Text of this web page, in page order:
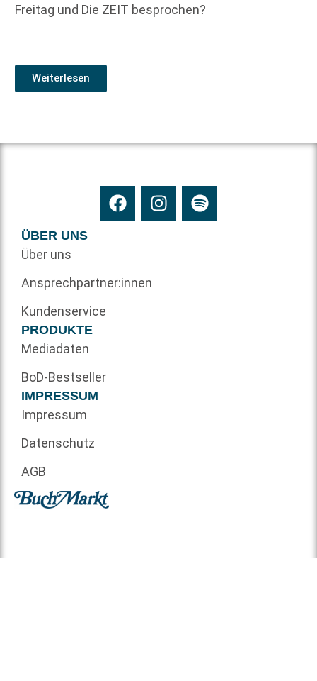
Freitag und Die ZEIT besprochen?
Weiterlesen
ÜBER UNS
Über uns
Ansprechpartner:innen
Kundenservice
PRODUKTE
Mediadaten
BoD-Bestseller
IMPRESSUM
Impressum
Datenschutz
AGB